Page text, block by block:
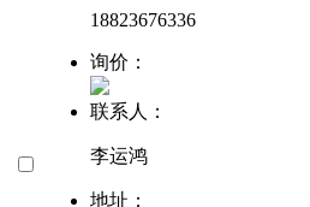
18823676336
询价：
联系人：
李运鸿
地址：